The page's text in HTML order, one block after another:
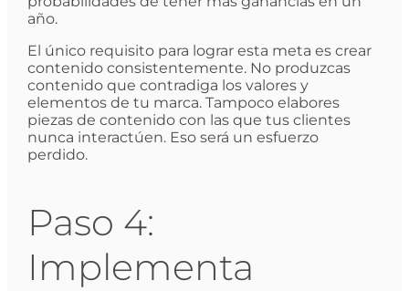
año.
El único requisito para lograr esta meta es crear
contenido consistentemente. No produzcas
contenido que contradiga los valores y
elementos de tu marca. Tampoco elabores
piezas de contenido con las que tus clientes
nunca interactúen. Eso será un esfuerzo
perdido.
Paso 4:
Implementa